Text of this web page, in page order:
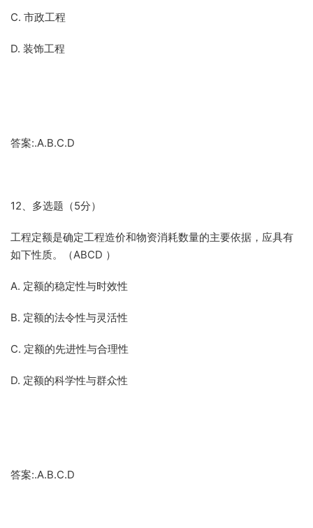
C. 市政工程
D. 装饰工程
答案:.A.B.C.D
12、多选题（5分）
工程定额是确定工程造价和物资消耗数量的主要依据，应具有
如下性质。（ABCD ）
A. 定额的稳定性与时效性
B. 定额的法令性与灵活性
C. 定额的先进性与合理性
D. 定额的科学性与群众性
答案:.A.B.C.D